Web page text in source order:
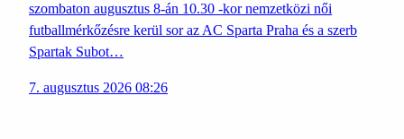
szombaton augusztus 8-án 10.30 -kor nemzetközi női
futballmérkőzésre kerül sor az AC Sparta Praha és a szerb
Spartak Subot…
7. augusztus 2026 08:26